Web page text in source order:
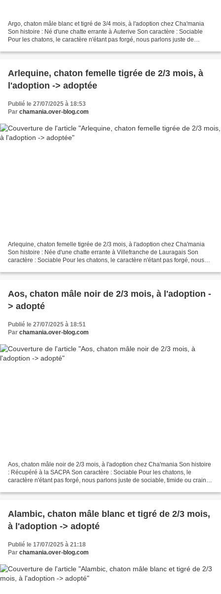
Argo, chaton mâle blanc et tigré de 3/4 mois, à l'adoption chez Cha'mania
Son histoire : Né d'une chatte errante à Auterive Son caractère : Sociable
Pour les chatons, le caractère n'étant pas forgé, nous parlons juste de
Arlequine, chaton femelle tigrée de 2/3 mois, à
l'adoption -> adoptée
Publié le 27/07/2025 à 18:53
Par chamania.over-blog.com
Arlequine, chaton femelle tigrée de 2/3 mois, à l'adoption chez Cha'mania
Son histoire : Née d'une chatte errante à Villefranche de Lauragais Son
caractère : Sociable Pour les chatons, le caractère n'étant pas forgé, nous
Aos, chaton mâle noir de 2/3 mois, à l'adoption -
> adopté
Publié le 27/07/2025 à 18:51
Par chamania.over-blog.com
Aos, chaton mâle noir de 2/3 mois, à l'adoption chez Cha'mania Son histoire
: Récupéré à la SACPA Son caractère : Sociable Pour les chatons, le
caractère n'étant pas forgé, nous parlons juste de sociable, timide ou craintif
Alambic, chaton mâle blanc et tigré de 2/3 mois,
à l'adoption -> adopté
Publié le 17/07/2025 à 21:18
Par chamania.over-blog.com